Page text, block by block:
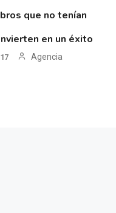
que no tenían
en un éxito
Agencia